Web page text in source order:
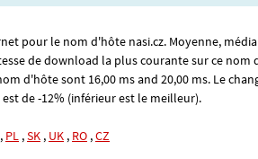
pour le nom d'hôte nasi.cz. Moyenne,
de download la plus courante sur ce nom
d'hôte sont 16,00 ms and 20,00 ms. Le
de -12% (inférieur est le meilleur).
, PL ,SK , UK , RO ,CZ